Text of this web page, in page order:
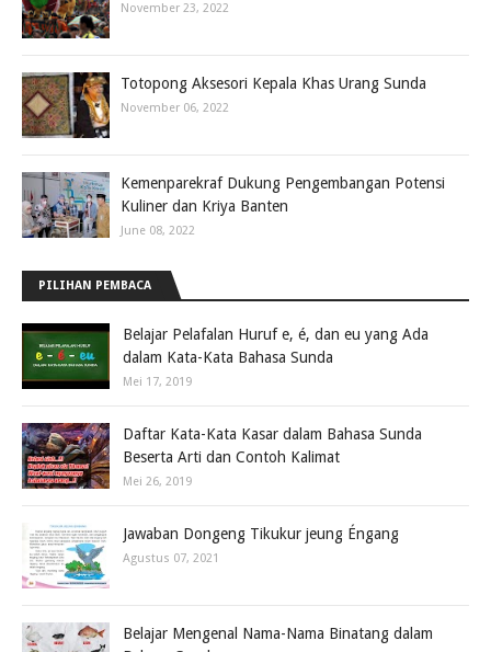
November 23, 2022
Totopong Aksesori Kepala Khas Urang Sunda
November 06, 2022
Kemenparekraf Dukung Pengembangan Potensi
Kuliner dan Kriya Banten
June 08, 2022
PILIHAN PEMBACA
Belajar Pelafalan Huruf e, é, dan eu yang Ada
dalam Kata-Kata Bahasa Sunda
Mei 17, 2019
Daftar Kata-Kata Kasar dalam Bahasa Sunda
Beserta Arti dan Contoh Kalimat
Mei 26, 2019
Jawaban Dongeng Tikukur jeung Éngang
Agustus 07, 2021
Belajar Mengenal Nama-Nama Binatang dalam